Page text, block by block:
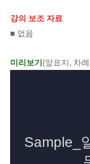
강의 보조 자료
■ 없음
미리보기 (앞표지, 차